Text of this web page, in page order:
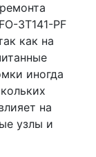
3T141-PF
как на
иногда
на
узлы и